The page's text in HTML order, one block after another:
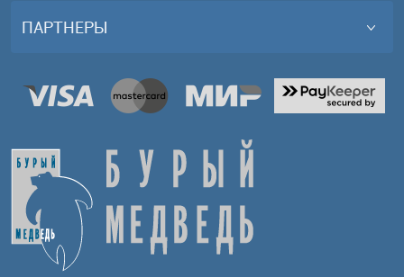
ПАРТНЕРЫ